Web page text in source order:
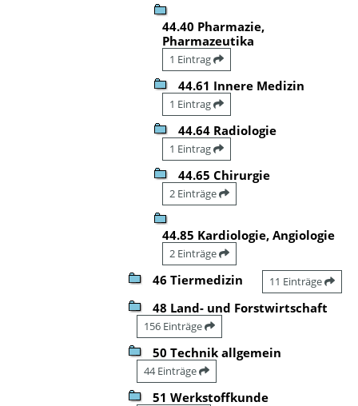
44.40 Pharmazie,
Pharmazeutika
1 Eintrag
44.61 Innere Medizin
1 Eintrag
44.64 Radiologie
1 Eintrag
44.65 Chirurgie
2 Einträge
44.85 Kardiologie, Angiologie
2 Einträge
46 Tiermedizin 11 Einträge
48 Land- und Forstwirtschaft
156 Einträge
50 Technik allgemein
44 Einträge
51 Werkstoffkunde